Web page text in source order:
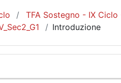
TFA Sostegno - IX
Introduzione